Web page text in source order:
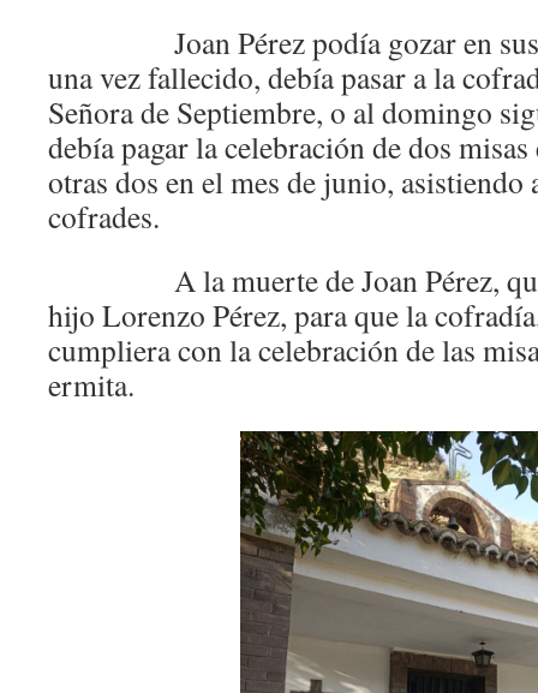
Joan Pérez podía gozar en sus
una vez fallecido, debía pasar a la
Señora de Septiembre, o al domingo
debía pagar la celebración de dos
otras dos en el mes de junio, asistiendo
cofrades.
A la muerte de Joan Pérez,
hijo Lorenzo Pérez, para que la
cumpliera con la celebración de las
ermita.